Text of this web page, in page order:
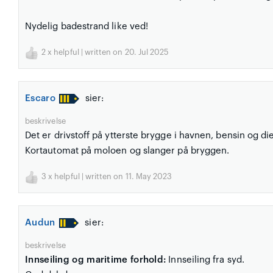
Nydelig badestrand like ved!
2 x helpful | written on 20. Jul 2025
Escaro sier:
beskrivelse
Det er drivstoff på ytterste brygge i havnen, bensin og
Kortautomat på moloen og slanger på bryggen.
3 x helpful | written on 11. May 2023
Audun sier:
beskrivelse
Innseiling og maritime forhold: Innseiling fra syd.